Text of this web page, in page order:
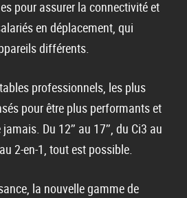
pour assurer la connectivité et
en déplacement, qui
différents.
professionnels, les plus
pour être plus performants et
Du 12’’ au 17’’, du Ci3 au
2-en-1, tout est possible.
la nouvelle gamme de